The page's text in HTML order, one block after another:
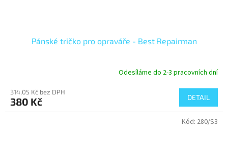
Pánské tričko pro opraváře - Best Repairman
produktu
je
5,0
Odesíláme do 2-3 pracovních dní
314,05 Kč bez DPH
380 Kč DETAIL
Kód: 280/S3